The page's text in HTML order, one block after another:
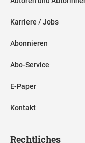
Karriere / Jobs
Abonnieren
Abo-Service
E-Paper
Kontakt
Rechtliches